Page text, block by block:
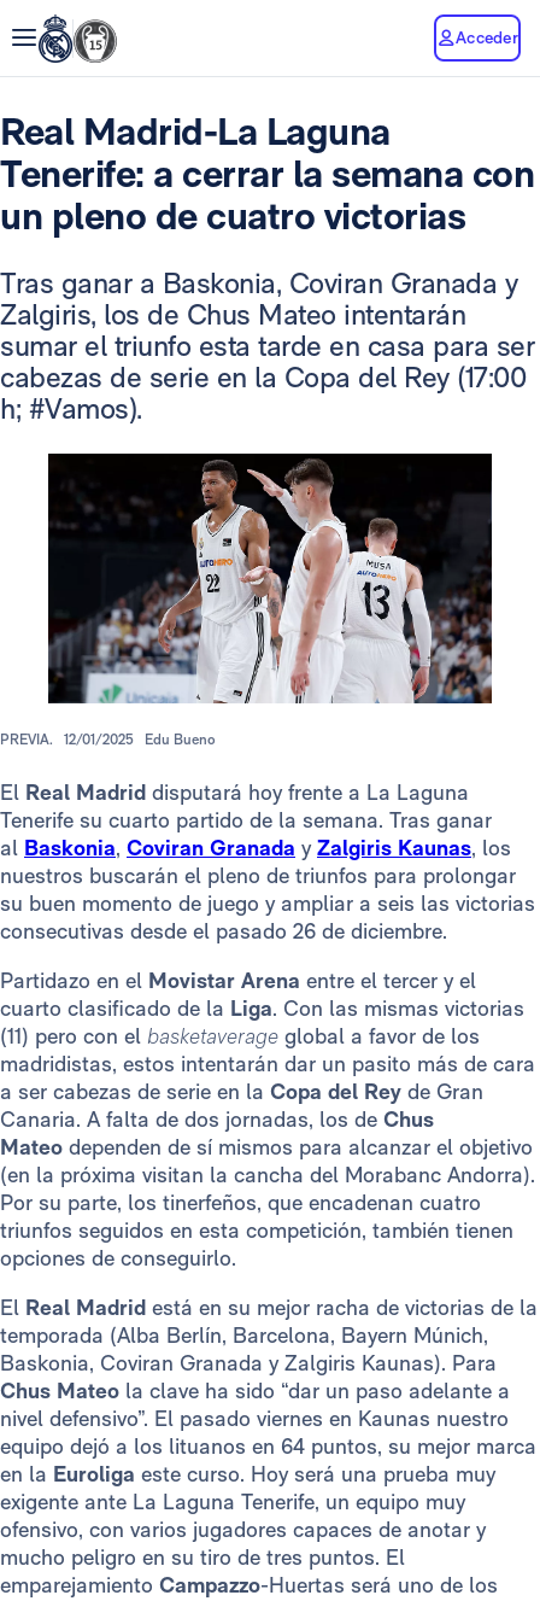
Acceder
Real Madrid-La Laguna
Tenerife: a cerrar la semana con
un pleno de cuatro victorias
Tras ganar a Baskonia, Coviran Granada y
Zalgiris, los de Chus Mateo intentarán
sumar el triunfo esta tarde en casa para ser
cabezas de serie en la Copa del Rey (17:00
h; #Vamos).
PREVIA. 12/01/2025 Edu Bueno
El Real Madrid disputará hoy frente a La Laguna
Tenerife su cuarto partido de la semana. Tras ganar
al Baskonia, Coviran Granada yZalgiris Kaunas, los
nuestros buscarán el pleno de triunfos para prolongar
su buen momento de juego y ampliar a seis las victorias
consecutivas desde el pasado 26 de diciembre.
Partidazo en el Movistar Arena entre el tercer y el
cuarto clasificado de la Liga. Con las mismas victorias
(11) pero con el basketaverage global a favor de los
madridistas, estos intentarán dar un pasito más de cara
a ser cabezas de serie en la Copa del Rey de Gran
Canaria. A falta de dos jornadas, los de Chus
Mateo dependen de sí mismos para alcanzar el objetivo
(en la próxima visitan la cancha del Morabanc Andorra).
Por su parte, los tinerfeños, que encadenan cuatro
triunfos seguidos en esta competición, también tienen
opciones de conseguirlo.
El Real Madrid está en su mejor racha de victorias de la
temporada (Alba Berlín, Barcelona, Bayern Múnich,
Baskonia, Coviran Granada y Zalgiris Kaunas). Para
Chus Mateo la clave ha sido “dar un paso adelante a
nivel defensivo”. El pasado viernes en Kaunas nuestro
equipo dejó a los lituanos en 64 puntos, su mejor marca
en la Euroliga este curso. Hoy será una prueba muy
exigente ante La Laguna Tenerife, un equipo muy
ofensivo, con varios jugadores capaces de anotar y
mucho peligro en su tiro de tres puntos. El
emparejamiento Campazzo-Huertas será uno de los